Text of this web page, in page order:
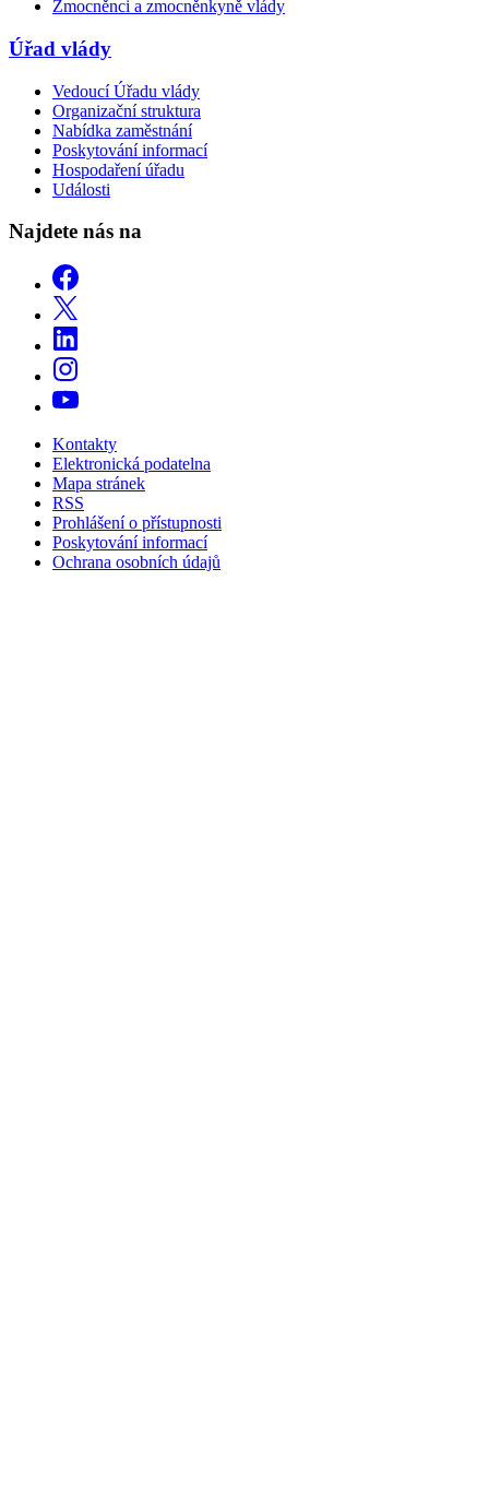
Zmocněnci a zmocněnkyně vlády
Úřad vlády
Vedoucí Úřadu vlády
Organizační struktura
Nabídka zaměstnání
Poskytování informací
Hospodaření úřadu
Události
Najdete nás na
Kontakty
Elektronická podatelna
Mapa stránek
RSS
Prohlášení o přístupnosti
Poskytování informací
Ochrana osobních údajů